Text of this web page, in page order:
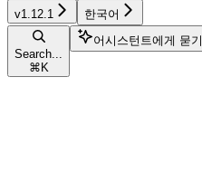
v1.12.1 한국어
Search...
⌘ K
어시스턴트에게 묻기